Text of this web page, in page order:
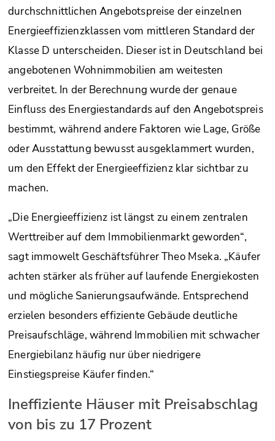
durchschnittlichen Angebotspreise der einzelnen
Energieeffizienzklassen vom mittleren Standard der
Klasse D unterscheiden. Dieser ist in Deutschland bei
angebotenen Wohnimmobilien am weitesten
verbreitet. In der Berechnung wurde der genaue
Einfluss des Energiestandards auf den Angebotspreis
bestimmt, während andere Faktoren wie Lage, Größe
oder Ausstattung bewusst ausgeklammert wurden,
um den Effekt der Energieeffizienz klar sichtbar zu
machen.
„Die Energieeffizienz ist längst zu einem zentralen
Werttreiber auf dem Immobilienmarkt geworden“,
sagt immowelt Geschäftsführer Theo Mseka. „Käufer
achten stärker als früher auf laufende Energiekosten
und mögliche Sanierungsaufwände. Entsprechend
erzielen besonders effiziente Gebäude deutliche
Preisaufschläge, während Immobilien mit schwacher
Energiebilanz häufig nur über niedrigere
Einstiegspreise Käufer finden.“
Ineffiziente Häuser mit Preisabschlag
von bis zu 17 Prozent